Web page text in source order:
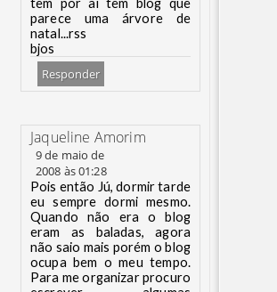
tem por aí tem blog que
parece uma árvore de
natal...rss
bjos
Responder
Jaqueline Amorim
9 de maio de
2008 às 01:28
Pois então Jú, dormir tarde
eu sempre dormi mesmo.
Quando não era o blog
eram as baladas, agora
não saio mais porém o blog
ocupa bem o meu tempo.
Para me organizar procuro